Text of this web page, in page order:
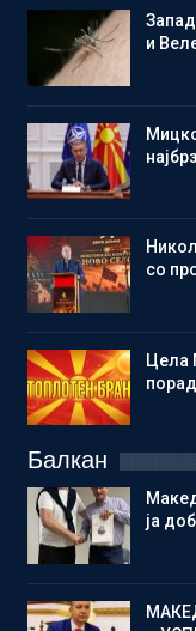
и
со
Цела
Балкан
ја